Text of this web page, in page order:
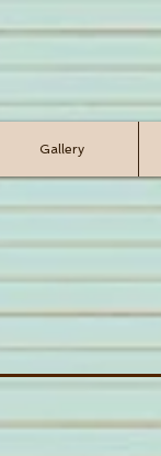
Gallery